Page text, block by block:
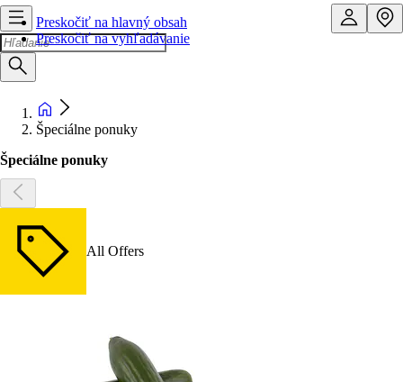
Preskočiť na hlavný obsah
Preskočiť na vyhľadávanie
Špeciálne ponuky
Špeciálne ponuky
All Offers